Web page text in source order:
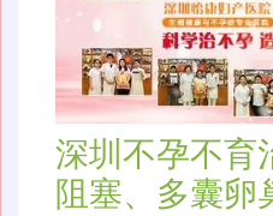
深圳不孕不育
阻塞、多囊卵